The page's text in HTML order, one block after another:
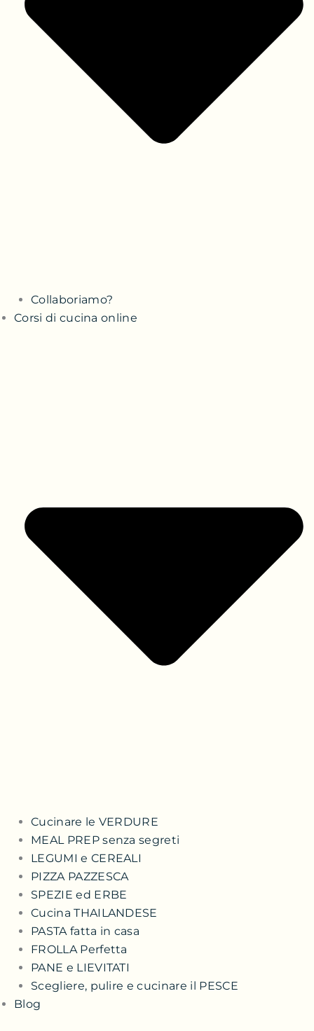
Collaboriamo?
Corsi di cucina online
Cucinare le VERDURE
MEAL PREP senza segreti
LEGUMI e CEREALI
PIZZA PAZZESCA
SPEZIE ed ERBE
Cucina THAILANDESE
PASTA fatta in casa
FROLLA Perfetta
PANE e LIEVITATI
Scegliere, pulire e cucinare il PESCE
Blog